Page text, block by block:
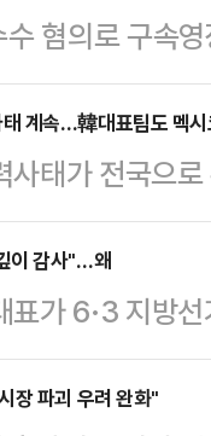
혐의로 구속
다. 탈당했지
여당도 등을
측되면서, '제
표가 생각보다
대한 체포동
164명, 반대
계속…韓대표팀도 멕
사태가 전국으
컵을 위한 안
통령은 24일(
대한 세계인들
”이라고 말했
모든 것이 정
이 감사"…왜
표가 6·3 지방
감사의 뜻을 밝
운영되는 서울
장 파괴 우려 완화"